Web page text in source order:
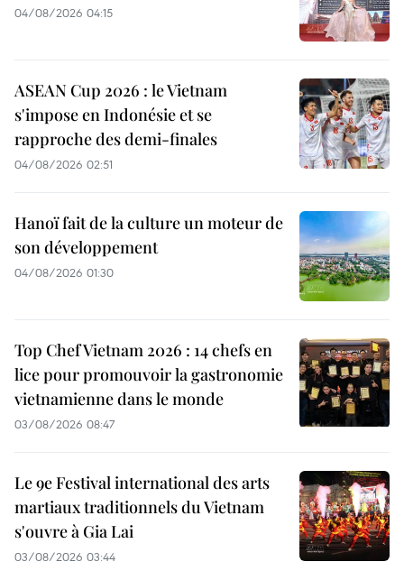
04/08/2026 04:15
ASEAN Cup 2026 : le Vietnam
s'impose en Indonésie et se
rapproche des demi-finales
04/08/2026 02:51
Hanoï fait de la culture un moteur de
son développement
04/08/2026 01:30
Top Chef Vietnam 2026 : 14 chefs en
lice pour promouvoir la gastronomie
vietnamienne dans le monde
03/08/2026 08:47
Le 9e Festival international des arts
martiaux traditionnels du Vietnam
s'ouvre à Gia Lai
03/08/2026 03:44